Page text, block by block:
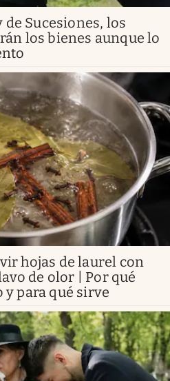
de Sucesiones, los
los bienes aunque lo
hojas de laurel con
de olor | Por qué
para qué sirve